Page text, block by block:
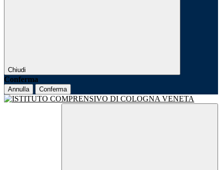
Chiudi
Conferma
Annulla Conferma